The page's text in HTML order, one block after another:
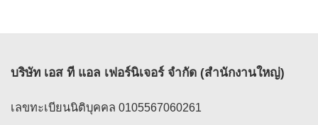
บริษัท เอส ที แอล เฟอร์นิเจอร์ จำกัด (สำนักงานใหญ่)
เลขทะเบียนนิติบุคคล 0105567060261